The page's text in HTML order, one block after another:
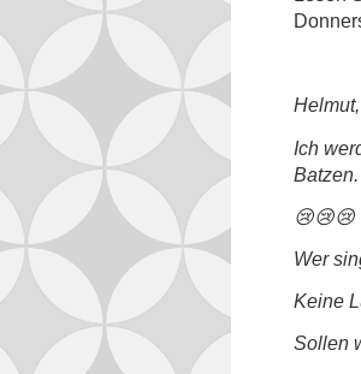
Ich
Batzen.
😢😢😢
Wer
Keine
Sollen